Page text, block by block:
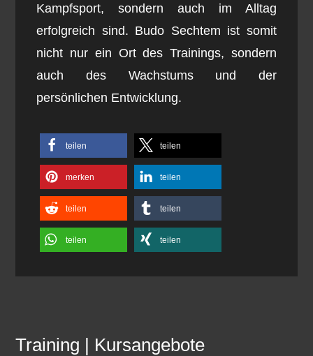
Kampfsport, sondern auch im Alltag
erfolgreich sind. Budo Sechtem ist somit
nicht nur ein Ort des Trainings, sondern
auch des Wachstums und der
persönlichen Entwicklung.
teilen teilen
merken teilen
teilen teilen
teilen teilen
Training | Kursangebote